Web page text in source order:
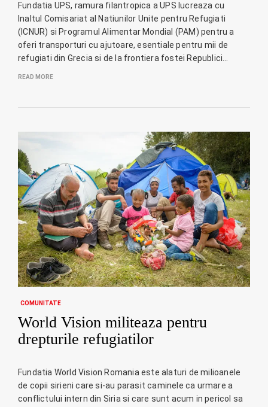
Fundatia UPS, ramura filantropica a UPS lucreaza cu
Inaltul Comisariat al Natiunilor Unite pentru Refugiati
(ICNUR) si Programul Alimentar Mondial (PAM) pentru a
oferi transporturi cu ajutoare, esentiale pentru mii de
refugiati din Grecia si de la frontiera fostei Republici…
READ MORE
COMUNITATE
World Vision militeaza pentru
drepturile refugiatilor
Fundatia World Vision Romania este alaturi de milioanele
de copii sirieni care si-au parasit caminele ca urmare a
conflictului intern din Siria si care sunt acum in pericol sa